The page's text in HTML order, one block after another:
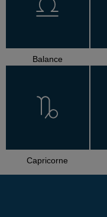
Balance
Capricorne